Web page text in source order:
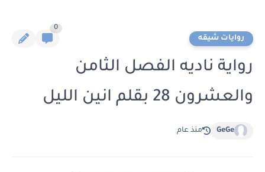
روايات شيقه
0
رواية ناديه الفصل الثامن
والعشرون 28 بقلم انين الليل
GeGe منذ عام